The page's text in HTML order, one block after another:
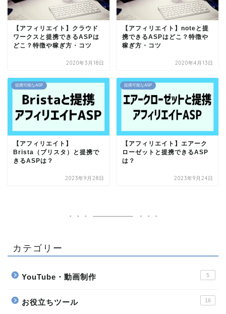
【アフィリエイト】クラウド
ワークスと提携できるASPは
どこ？特徴や稼ぎ方・コツ
2020年3月18日
【アフィリエイト】noteと提
携できるASPはどこ？特徴や
稼ぎ方・コツ
2020年4月13日
提携可能なASP
【アフィリエイト】
Brista（ブリスタ）と提携で
きるASPは？
2023年9月28日
提携可能なASP
【アフィリエイト】エアーク
ローゼットと提携できるASP
は？
2023年9月24日
カテゴリー
YouTube・動画制作 5
お役立ちツール 16